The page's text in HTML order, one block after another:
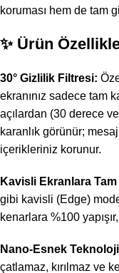
koruması hem de tam
✨ Ürün
30° Gizlilik Filtresi:
ekranınız sadece tam
açılardan (30 derece
karanlık görünür;
içerikleriniz korunur.
Kavisli Ekranlara
gibi kavisli (Edge)
kenarlara %100
Nano-Esnek
çatlamaz, kırılmaz ve